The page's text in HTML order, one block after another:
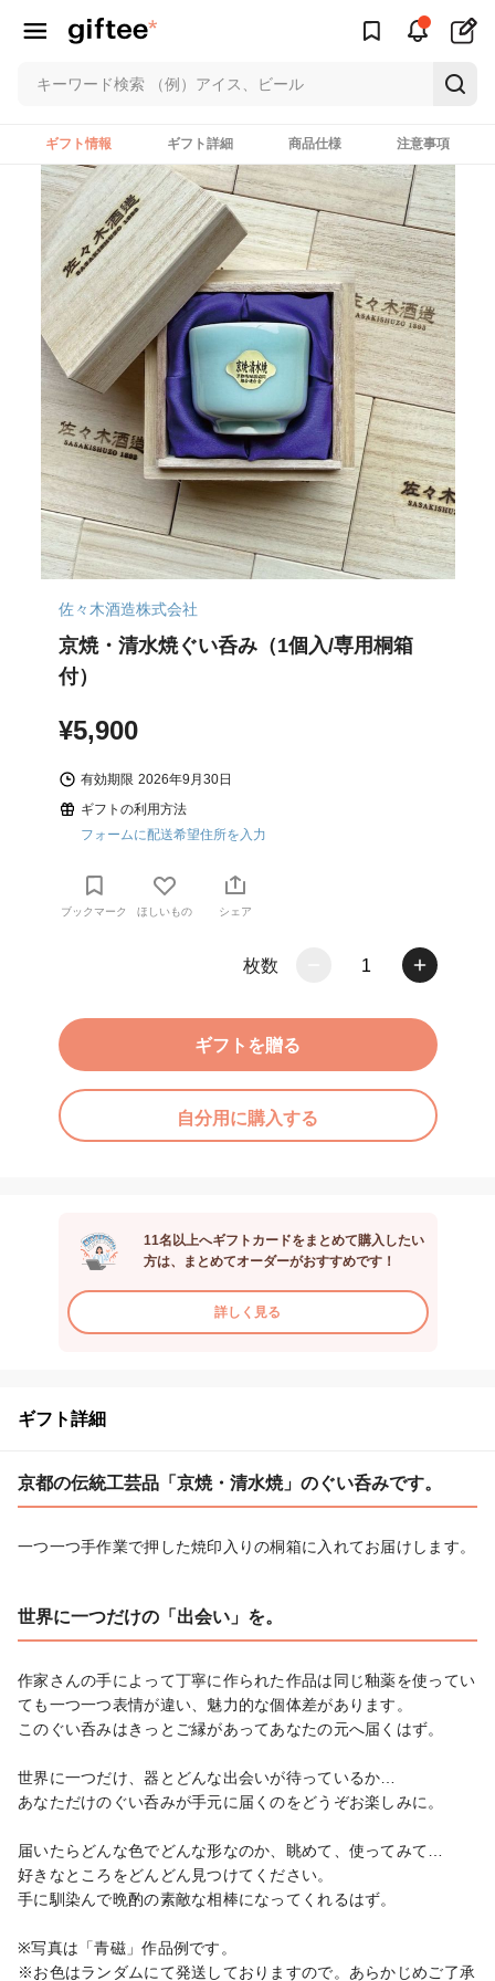
ギフト情報 ギフト詳細 商品仕様 注意事項
佐々木酒造株式会社
京焼・清水焼ぐい呑み（1個入/専用桐箱
付）
¥5,900
有効期限 2026年9月30日
ギフトの利用方法
フォームに配送希望住所を入力
ブックマーク ほしいもの シェア
枚数 1
ギフトを贈る
自分用に購入する
11名以上へギフトカードをまとめて購入したい
方は、まとめてオーダーがおすすめです！
詳しく見る
ギフト詳細
京都の伝統工芸品「京焼・清水焼」のぐい呑みです。
一つ一つ手作業で押した焼印入りの桐箱に入れてお届けします。
世界に一つだけの「出会い」を。
作家さんの手によって丁寧に作られた作品は同じ釉薬を使ってい
ても一つ一つ表情が違い、魅力的な個体差があります。
このぐい呑みはきっとご縁があってあなたの元へ届くはず。
世界に一つだけ、器とどんな出会いが待っているか…
あなただけのぐい呑みが手元に届くのをどうぞお楽しみに。
届いたらどんな色でどんな形なのか、眺めて、使ってみて…
好きなところをどんどん見つけてください。
手に馴染んで晩酌の素敵な相棒になってくれるはず。
※写真は「青磁」作品例です。
※お色はランダムにて発送しておりますので。あらかじめご了承